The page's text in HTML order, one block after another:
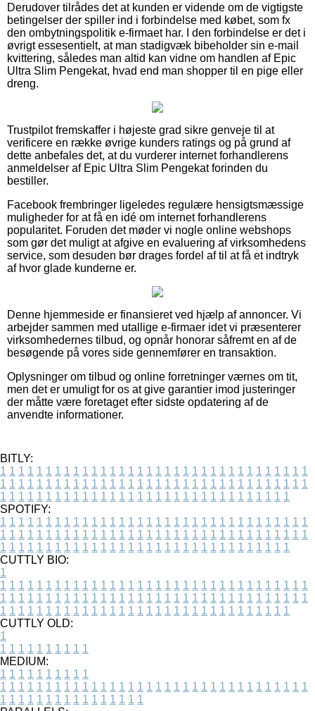
Derudover tilrådes det at kunden er vidende om de vigtigste
betingelser der spiller ind i forbindelse med købet, som fx
den ombytningspolitik e-firmaet har. I den forbindelse er det i
øvrigt essesentielt, at man stadigvæk bibeholder sin e-mail
kvittering, således man altid kan vidne om handlen af Epic
Ultra Slim Pengekat, hvad end man shopper til en pige eller
dreng.
Trustpilot fremskaffer i højeste grad sikre genveje til at
verificere en række øvrige kunders ratings og på grund af
dette anbefales det, at du vurderer internet forhandlerens
anmeldelser af Epic Ultra Slim Pengekat forinden du
bestiller.
Facebook frembringer ligeledes regulære hensigtsmæssige
muligheder for at få en idé om internet forhandlerens
popularitet. Foruden det møder vi nogle online webshops
som gør det muligt at afgive en evaluering af virksomhedens
service, som desuden bør drages fordel af til at få et indtryk
af hvor glade kunderne er.
Denne hjemmeside er finansieret ved hjælp af annoncer. Vi
arbejder sammen med utallige e-firmaer idet vi præsenterer
virksomhedernes tilbud, og opnår honorar såfremt en af de
besøgende på vores side gennemfører en transaktion.
Oplysninger om tilbud og online forretninger værnes om tit,
men det er umuligt for os at give garantier imod justeringer
der måtte være foretaget efter sidste opdatering af de
anvendte informationer.
BITLY:
1 1 1 1 1 1 1 1 1 1 1 1 1 1 1 1 1 1 1 1 1 1 1 1 1 1 1 1 1 1 1 1 1 1
1 1 1 1 1 1 1 1 1 1 1 1 1 1 1 1 1 1 1 1 1 1 1 1 1 1 1 1 1 1 1 1 1 1
1 1 1 1 1 1 1 1 1 1 1 1 1 1 1 1 1 1 1 1 1 1 1 1 1 1 1 1 1 1 1 1
SPOTIFY:
1 1 1 1 1 1 1 1 1 1 1 1 1 1 1 1 1 1 1 1 1 1 1 1 1 1 1 1 1 1 1 1 1 1
1 1 1 1 1 1 1 1 1 1 1 1 1 1 1 1 1 1 1 1 1 1 1 1 1 1 1 1 1 1 1 1 1 1
1 1 1 1 1 1 1 1 1 1 1 1 1 1 1 1 1 1 1 1 1 1 1 1 1 1 1 1 1 1 1 1
CUTTLY BIO:
1
1 1 1 1 1 1 1 1 1 1 1 1 1 1 1 1 1 1 1 1 1 1 1 1 1 1 1 1 1 1 1 1 1 1
1 1 1 1 1 1 1 1 1 1 1 1 1 1 1 1 1 1 1 1 1 1 1 1 1 1 1 1 1 1 1 1 1 1
1 1 1 1 1 1 1 1 1 1 1 1 1 1 1 1 1 1 1 1 1 1 1 1 1 1 1 1 1 1 1 1
CUTTLY OLD:
1
1 1 1 1 1 1 1 1 1 1
MEDIUM:
1 1 1 1 1 1 1 1 1 1
1 1 1 1 1 1 1 1 1 1 1 1 1 1 1 1 1 1 1 1 1 1 1 1 1 1 1 1 1 1 1 1 1 1
1 1 1 1 1 1 1 1 1 1 1 1 1 1 1 1